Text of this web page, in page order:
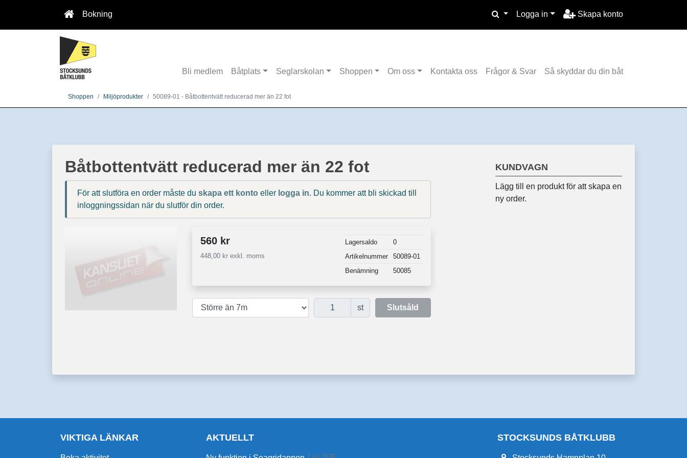
Bokning Logga in Skapa konto
Bli medlem Båtplats Seglarskolan Shoppen Om oss Kontakta oss Frågor & Svar Så skyddar du din båt
Shoppen Miljöprodukter 50089-01 - Båtbottentvätt reducerad mer än 22 fot
KUNDVAGN
Lägg till en produkt för att skapa en
ny order.
Båtbottentvätt reducerad mer än 22 fot
För att slutföra en order måste du skapa ett konto eller logga in. Du kommer att bli skickad till
inloggningssidan när du slutför din order.
560 kr
448,00 kr exkl. moms
Lagersaldo
0
Artikelnummer
50089-01
Benämning
50085
Antal st Slutsåld
VIKTIGA LÄNKAR AKTUELLT STOCKSUNDS BÅTKLUBB